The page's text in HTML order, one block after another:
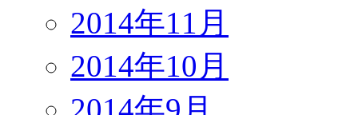
2014年11月
2014年10月